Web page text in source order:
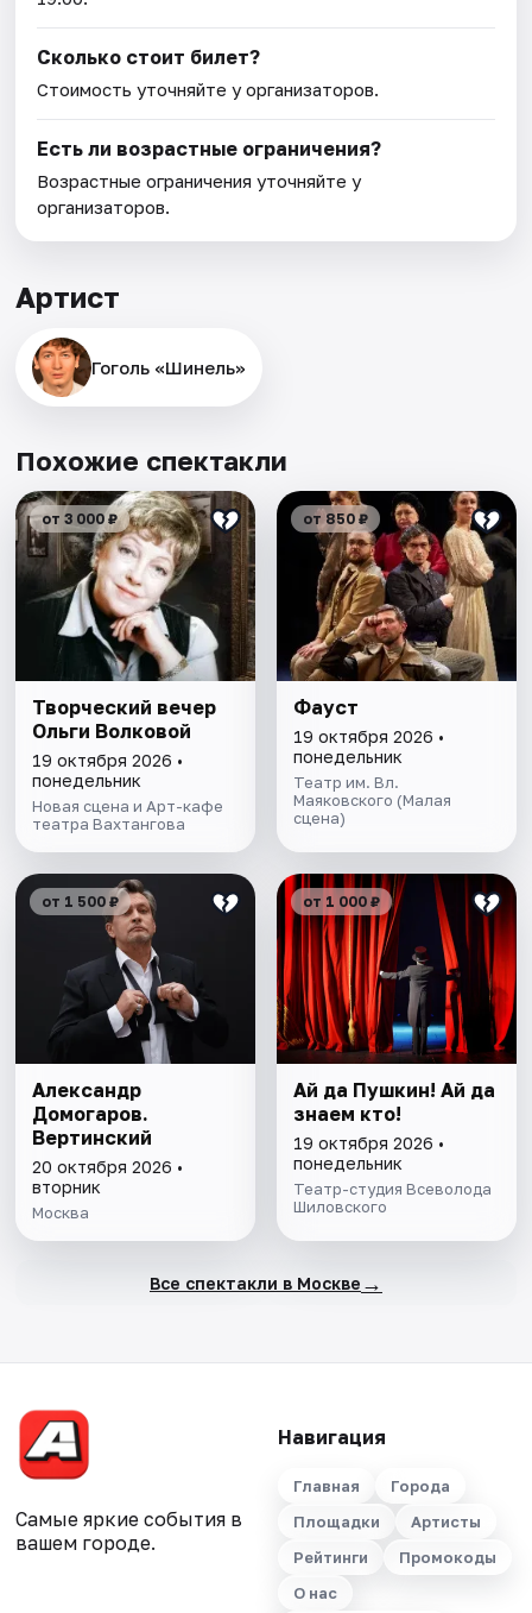
Сколько стоит билет?
Стоимость уточняйте у организаторов.
Есть ли возрастные ограничения?
Возрастные ограничения уточняйте у
организаторов.
Артист
Гоголь «Шинель»
Похожие спектакли
от 3 000 ₽
Творческий вечер
Ольги Волковой
19 октября 2026 •
понедельник
Новая сцена и Арт-кафе
театра Вахтангова
от 850 ₽
Фауст
19 октября 2026 •
понедельник
Театр им. Вл.
Маяковского (Малая
сцена)
от 1 500 ₽
Александр
Домогаров.
Вертинский
20 октября 2026 •
вторник
Москва
от 1 000 ₽
Ай да Пушкин! Ай да
знаем кто!
19 октября 2026 •
понедельник
Театр-студия Всеволода
Шиловского
Все спектакли в Москве →
Самые яркие события в
вашем городе.
Навигация
Главная
Города
Площадки
Артисты
Рейтинги
Промокоды
О нас